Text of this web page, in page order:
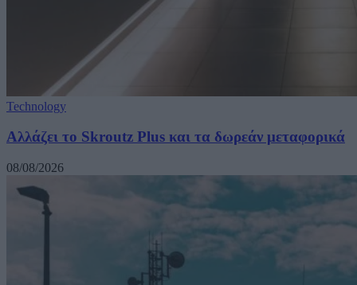
Technology
Αλλάζει το Skroutz Plus και τα δωρεάν μεταφορικά
08/08/2026